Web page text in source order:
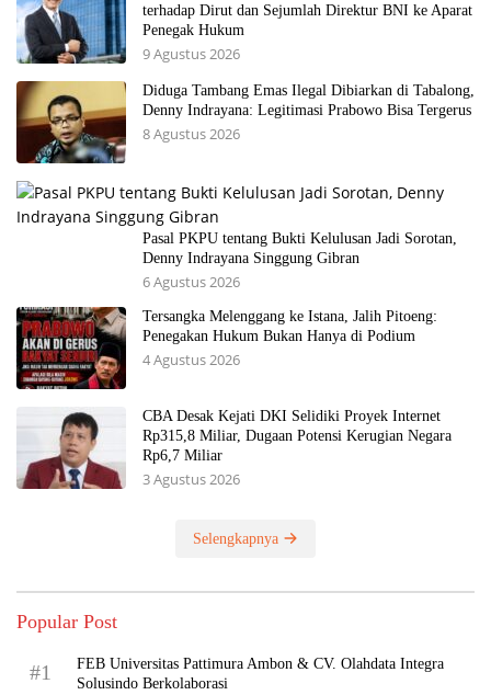
terhadap Dirut dan Sejumlah Direktur BNI ke Aparat
Penegak Hukum
9 Agustus 2026
Diduga Tambang Emas Ilegal Dibiarkan di Tabalong,
Denny Indrayana: Legitimasi Prabowo Bisa Tergerus
8 Agustus 2026
Pasal PKPU tentang Bukti Kelulusan Jadi Sorotan,
Denny Indrayana Singgung Gibran
6 Agustus 2026
Tersangka Melenggang ke Istana, Jalih Pitoeng:
Penegakan Hukum Bukan Hanya di Podium
4 Agustus 2026
CBA Desak Kejati DKI Selidiki Proyek Internet
Rp315,8 Miliar, Dugaan Potensi Kerugian Negara
Rp6,7 Miliar
3 Agustus 2026
Selengkapnya
Popular Post
#1
FEB Universitas Pattimura Ambon & CV. Olahdata Integra
Solusindo Berkolaborasi